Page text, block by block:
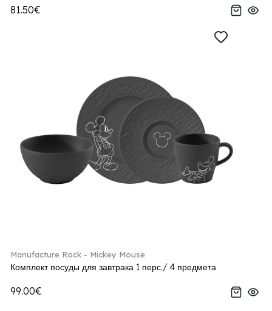
81.50€
Manufacture Rock - Mickey Mouse
Комплект посуды для завтрака 1 перс./ 4 предмета
99.00€